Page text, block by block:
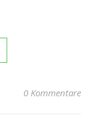
0 Kommentare